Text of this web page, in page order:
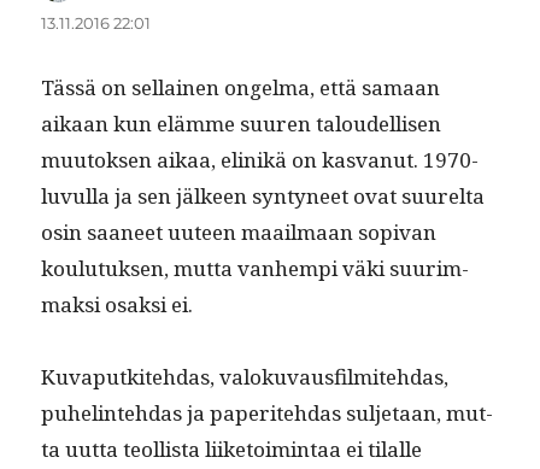
13.11.2016 22:01
Tässä on sel­l­ainen ongel­ma, että samaan
aikaan kun elämme suuren taloudel­lisen
muu­tok­sen aikaa, elinikä on kas­vanut. 1970-
luvul­la ja sen jäl­keen syn­tyneet ovat suurelta
osin saa­neet uuteen maail­maan sopi­van
koulu­tuk­sen, mut­ta van­hempi väki suurim­
mak­si osak­si ei.
Kuva­putkite­hdas, val­oku­vaus­filmite­hdas,
puhe­lin­te­hdas ja paperite­hdas sul­je­taan, mut­
ta uut­ta teol­lista liike­toim­intaa ei tilalle